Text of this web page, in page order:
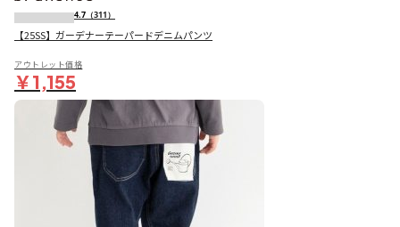
4.7 （311）
【25SS】ガーデナーテーパードデニムパンツ
アウトレット価格
￥1,155